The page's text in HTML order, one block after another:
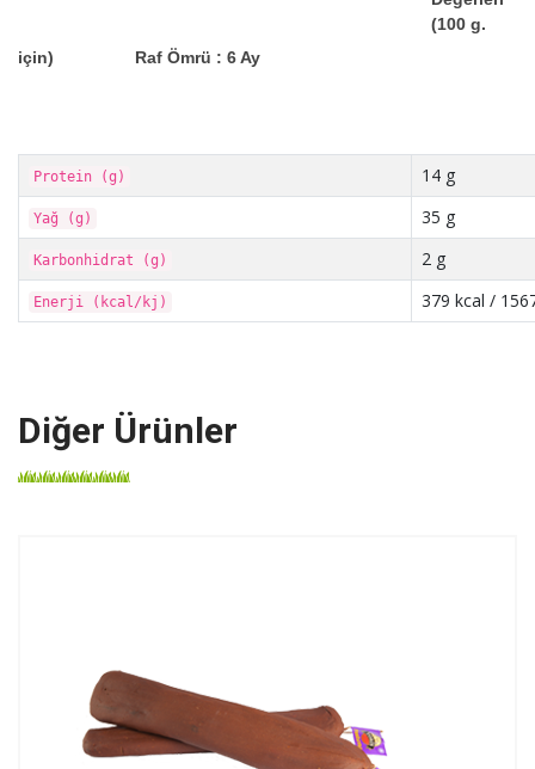
Raf Ömrü : 6 Ay
(100 g.
için)
Protein (g) 14 g
Yağ (g) 35 g
Karbonhidrat (g) 2 g
Enerji (kcal/kj) 379 kcal /
Diğer Ürünler